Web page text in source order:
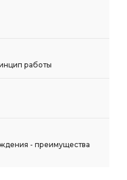
работы
- преимущества